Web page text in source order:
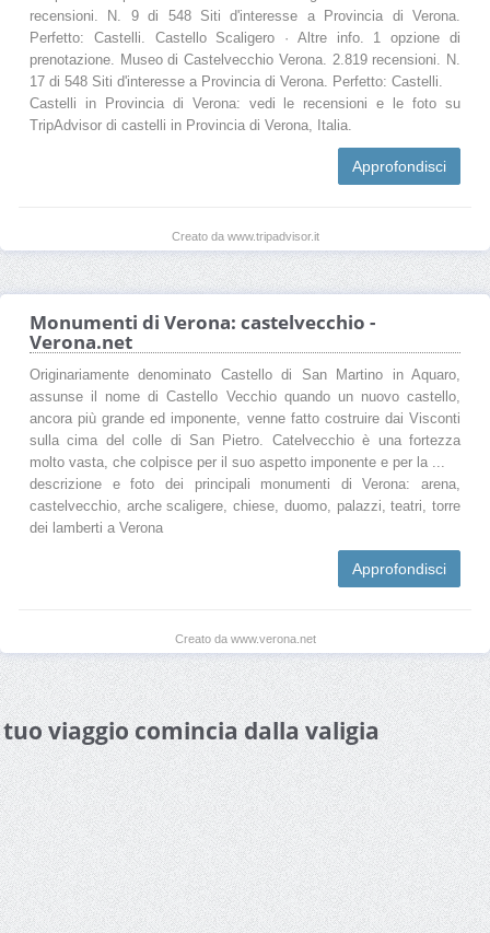
recensioni. N. 9 di 548 Siti d'interesse a Provincia di Verona.
Perfetto: Castelli. Castello Scaligero · Altre info. 1 opzione di
prenotazione. Museo di Castelvecchio Verona. 2.819 recensioni. N.
17 di 548 Siti d'interesse a Provincia di Verona. Perfetto: Castelli.
Castelli in Provincia di Verona: vedi le recensioni e le foto su
TripAdvisor di castelli in Provincia di Verona, Italia.
Approfondisci
Creato da www.tripadvisor.it
Monumenti di Verona: castelvecchio -
Verona.net
Originariamente denominato Castello di San Martino in Aquaro,
assunse il nome di Castello Vecchio quando un nuovo castello,
ancora più grande ed imponente, venne fatto costruire dai Visconti
sulla cima del colle di San Pietro. Catelvecchio è una fortezza
molto vasta, che colpisce per il suo aspetto imponente e per la ...
descrizione e foto dei principali monumenti di Verona: arena,
castelvecchio, arche scaligere, chiese, duomo, palazzi, teatri, torre
dei lamberti a Verona
Approfondisci
Creato da www.verona.net
viaggio comincia dalla valigia